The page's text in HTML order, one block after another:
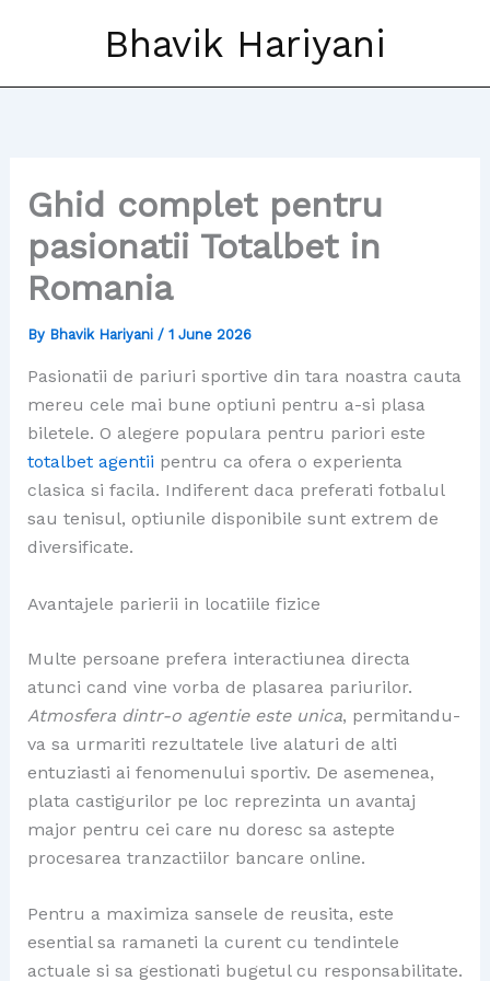
Bhavik Hariyani
Ghid complet pentru
pasionatii Totalbet in
Romania
By Bhavik Hariyani / 1 June 2026
Pasionatii de pariuri sportive din tara noastra cauta
mereu cele mai bune optiuni pentru a-si plasa
biletele. O alegere populara pentru pariori este
totalbet agentii pentru ca ofera o experienta
clasica si facila. Indiferent daca preferati fotbalul
sau tenisul, optiunile disponibile sunt extrem de
diversificate.
Avantajele parierii in locatiile fizice
Multe persoane prefera interactiunea directa
atunci cand vine vorba de plasarea pariurilor.
Atmosfera dintr-o agentie este unica, permitandu-
va sa urmariti rezultatele live alaturi de alti
entuziasti ai fenomenului sportiv. De asemenea,
plata castigurilor pe loc reprezinta un avantaj
major pentru cei care nu doresc sa astepte
procesarea tranzactiilor bancare online.
Pentru a maximiza sansele de reusita, este
esential sa ramaneti la curent cu tendintele
actuale si sa gestionati bugetul cu responsabilitate.